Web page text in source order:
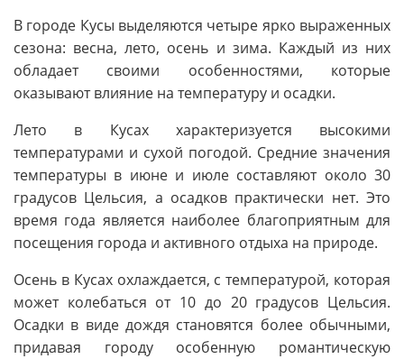
В городе Кусы выделяются четыре ярко выраженных
сезона: весна, лето, осень и зима. Каждый из них
обладает своими особенностями, которые
оказывают влияние на температуру и осадки.
Лето в Кусах характеризуется высокими
температурами и сухой погодой. Средние значения
температуры в июне и июле составляют около 30
градусов Цельсия, а осадков практически нет. Это
время года является наиболее благоприятным для
посещения города и активного отдыха на природе.
Осень в Кусах охлаждается, с температурой, которая
может колебаться от 10 до 20 градусов Цельсия.
Осадки в виде дождя становятся более обычными,
придавая городу особенную романтическую